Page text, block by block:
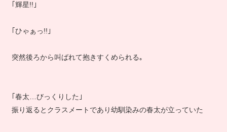
｢輝星!!｣
｢ひゃぁっ!!｣
突然後ろから叫ばれて抱きすくめられる｡
｢春太…びっくりした｣
振り返るとクラスメートであり幼馴染みの春太が立っていた